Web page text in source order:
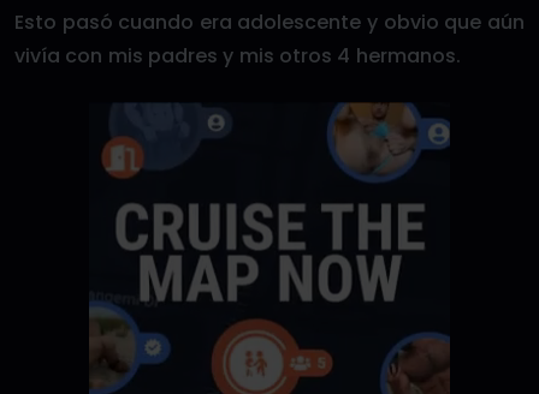
Esto pasó cuando era adolescente y obvio que aún
vivía con mis padres y mis otros 4 hermanos.